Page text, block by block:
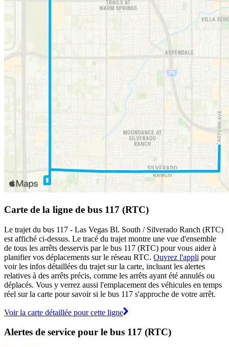
Carte de la ligne de bus 117 (RTC)
Le trajet du bus 117 - Las Vegas Bl. South / Silverado Ranch (RTC)
est affiché ci-dessus. Le tracé du trajet montre une vue d'ensemble
de tous les arrêts desservis par le bus 117 (RTC) pour vous aider à
planifier vos déplacements sur le réseau RTC. Ouvrez l'appli pour
voir les infos détaillées du trajet sur la carte, incluant les alertes
relatives à des arrêts précis, comme les arrêts ayant été annulés ou
déplacés. Vous y verrez aussi l'emplacement des véhicules en temps
réel sur la carte pour savoir si le bus 117 s'approche de votre arrêt.
Voir la carte détaillée pour cette ligne
Alertes de service pour le bus 117 (RTC)